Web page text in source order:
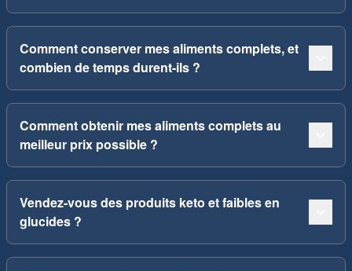
Comment conserver mes aliments complets, et
combien de temps durent-ils ?
Comment obtenir mes aliments complets au
meilleur prix possible ?
Vendez-vous des produits keto et faibles en
glucides ?